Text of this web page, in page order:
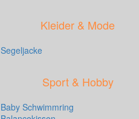
Kleider & Mode
Segeljacke
Sport & Hobby
Baby Schwimmring